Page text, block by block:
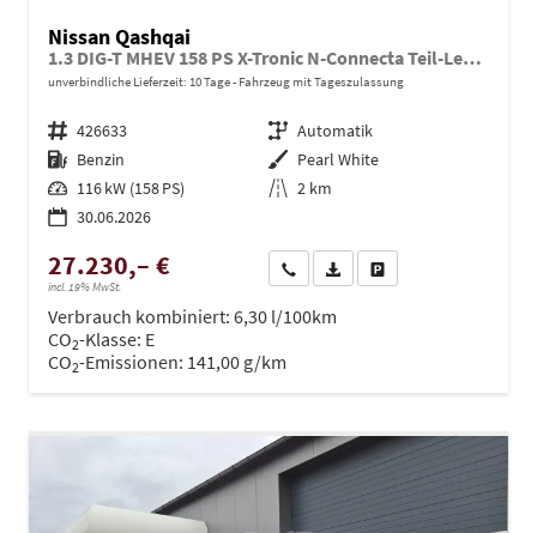
Nissan Qashqai
1.3 DIG-T MHEV 158 PS X-Tronic N-Connecta Teil-Leder PanoGlasdach Klimaautomatik Sitzheizung Lenkradheizung Navi ACC PDC v+h 360°Kamera DAB Bluetooth Touchscreen Apple CarPlay Android Auto 18"LM
unverbindliche Lieferzeit: 10 Tage Fahrzeug mit Tageszulassung
Fahrzeugnr. 426633 Getriebe Automatik
Kraftstoff Benzin Außenfarbe Pearl White
Leistung 116 kW (158 PS) Kilometerstand 2 km
30.06.2026
27.230,– €
incl. 19% MwSt.
Wir rufen Sie anPDF-Datei, Fahrzeugexposé
Verbrauch kombiniert: 6,30 l/100km
CO2-Klasse: E
CO2-Emissionen: 141,00 g/km